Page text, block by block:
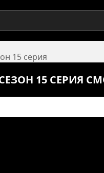
15 серия
15 СЕРИЯ